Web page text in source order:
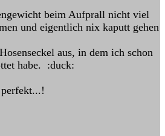
beim Aufprall nicht viel
und eigentlich nix kaputt gehen
aus, in dem ich schon
habe. :duck: